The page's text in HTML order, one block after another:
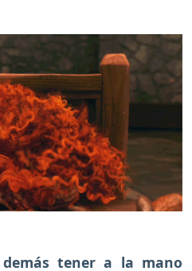
tener a la mano